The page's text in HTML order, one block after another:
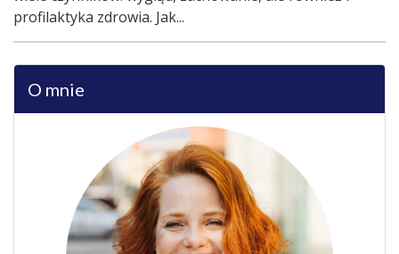
profilaktyka zdrowia. Jak...
O mnie